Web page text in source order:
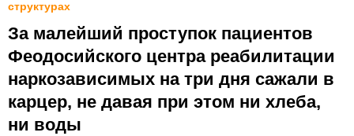
структурах
За малейший проступок пациентов
Феодосийского центра реабилитации
наркозависимых на три дня сажали в
карцер, не давая при этом ни хлеба,
ни воды